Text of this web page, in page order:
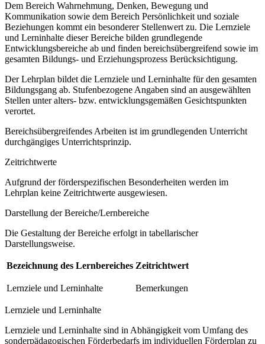
Dem Bereich Wahrnehmung, Denken, Bewegung und
Kommunikation sowie dem Bereich Persönlichkeit und soziale
Beziehungen kommt ein besonderer Stellenwert zu. Die Lernziele
und Lerninhalte dieser Bereiche bilden grundlegende
Entwicklungsbereiche ab und finden bereichsübergreifend sowie im
gesamten Bildungs- und Erziehungsprozess Berücksichtigung.
Der Lehrplan bildet die Lernziele und Lerninhalte für den gesamten
Bildungsgang ab. Stufenbezogene Angaben sind an ausgewählten
Stellen unter alters- bzw. entwicklungsgemäßen Gesichtspunkten
verortet.
Bereichsübergreifendes Arbeiten ist im grundlegenden Unterricht
durchgängiges Unterrichtsprinzip.
Zeitrichtwerte
Aufgrund der förderspezifischen Besonderheiten werden im
Lehrplan keine Zeitrichtwerte ausgewiesen.
Darstellung der Bereiche/Lernbereiche
Die Gestaltung der Bereiche erfolgt in tabellarischer
Darstellungsweise.
Bezeichnung des Lernbereiches Zeitrichtwert
Lernziele und Lerninhalte Bemerkungen
Lernziele und Lerninhalte
Lernziele und Lerninhalte sind in Abhängigkeit vom Umfang des
sonderpädagogischen Förderbedarfs im individuellen Förderplan zu